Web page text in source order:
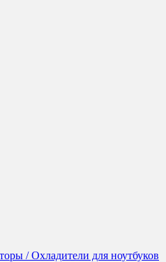
/ Охладители для ноутбуков